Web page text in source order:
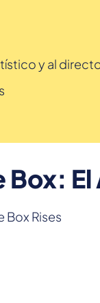
y al
Box:
Box Rises